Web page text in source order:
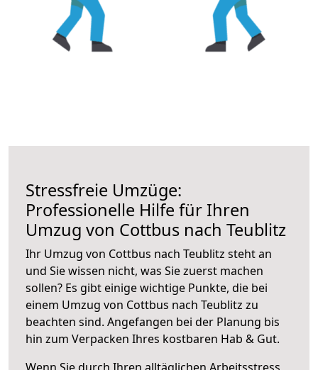
Stressfreie Umzüge:
Professionelle Hilfe für Ihren
Umzug von Cottbus nach Teublitz
Ihr Umzug von Cottbus nach Teublitz steht an
und Sie wissen nicht, was Sie zuerst machen
sollen? Es gibt einige wichtige Punkte, die bei
einem Umzug von Cottbus nach Teublitz zu
beachten sind. Angefangen bei der Planung bis
hin zum Verpacken Ihres kostbaren Hab & Gut.